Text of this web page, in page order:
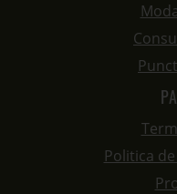
Politica